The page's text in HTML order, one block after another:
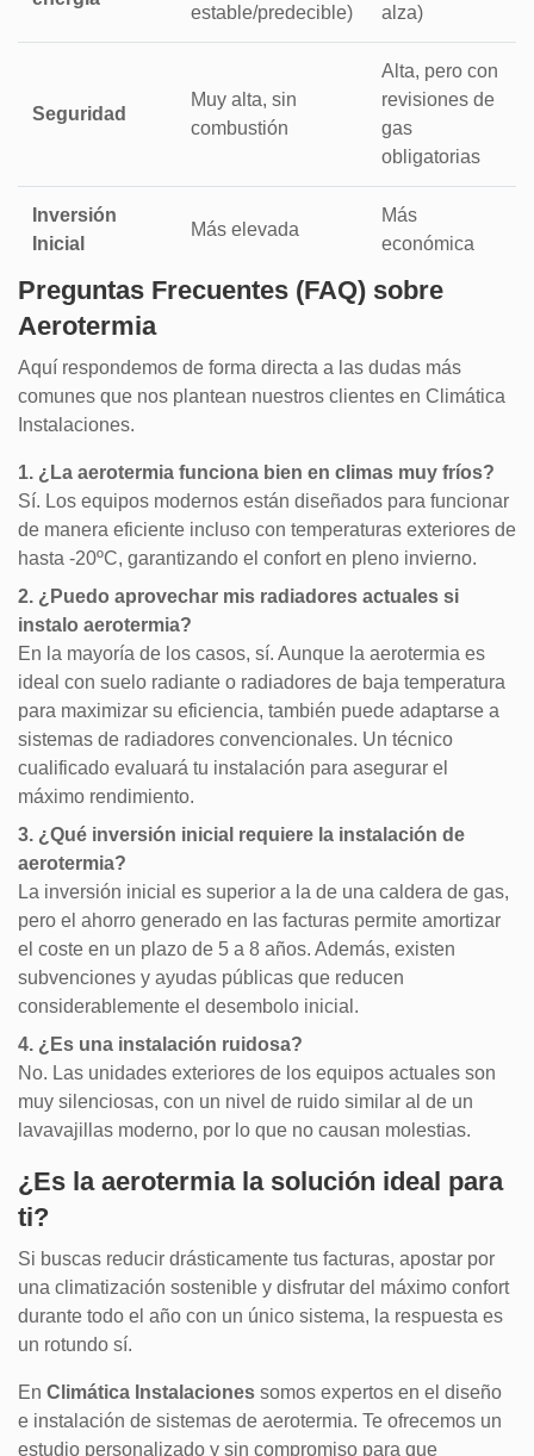
estable/predecible) alza)
Seguridad
Muy alta, sin
combustión
Alta, pero con
revisiones de
gas
obligatorias
Inversión
Inicial
Más elevada
Más
económica
Preguntas Frecuentes (FAQ) sobre
Aerotermia
Aquí respondemos de forma directa a las dudas más
comunes que nos plantean nuestros clientes en Climática
Instalaciones.
1. ¿La aerotermia funciona bien en climas muy fríos?
Sí. Los equipos modernos están diseñados para funcionar
de manera eficiente incluso con temperaturas exteriores de
hasta -20ºC, garantizando el confort en pleno invierno.
2. ¿Puedo aprovechar mis radiadores actuales si
instalo aerotermia?
En la mayoría de los casos, sí. Aunque la aerotermia es
ideal con suelo radiante o radiadores de baja temperatura
para maximizar su eficiencia, también puede adaptarse a
sistemas de radiadores convencionales. Un técnico
cualificado evaluará tu instalación para asegurar el
máximo rendimiento.
3. ¿Qué inversión inicial requiere la instalación de
aerotermia?
La inversión inicial es superior a la de una caldera de gas,
pero el ahorro generado en las facturas permite amortizar
el coste en un plazo de 5 a 8 años. Además, existen
subvenciones y ayudas públicas que reducen
considerablemente el desembolo inicial.
4. ¿Es una instalación ruidosa?
No. Las unidades exteriores de los equipos actuales son
muy silenciosas, con un nivel de ruido similar al de un
lavavajillas moderno, por lo que no causan molestias.
¿Es la aerotermia la solución ideal para
ti?
Si buscas reducir drásticamente tus facturas, apostar por
una climatización sostenible y disfrutar del máximo confort
durante todo el año con un único sistema, la respuesta es
un rotundo sí.
En Climática Instalaciones somos expertos en el diseño
e instalación de sistemas de aerotermia. Te ofrecemos un
estudio personalizado y sin compromiso para que